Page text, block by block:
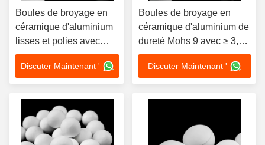
Boules de broyage en
céramique d'aluminium
lisses et polies avec
dureté Mohs 9 et
excellente résistance à
l'abrasion pour un
broyage amélioré
Discuter Maintenant '
Boules de broyage en
céramique d'aluminium de
dureté Mohs 9 avec ≥ 3,6
G/cm3 Densité en vrac et
taille personnalisable 1
mm-100 mm pour le
broyage industriel
Discuter Maintenant '